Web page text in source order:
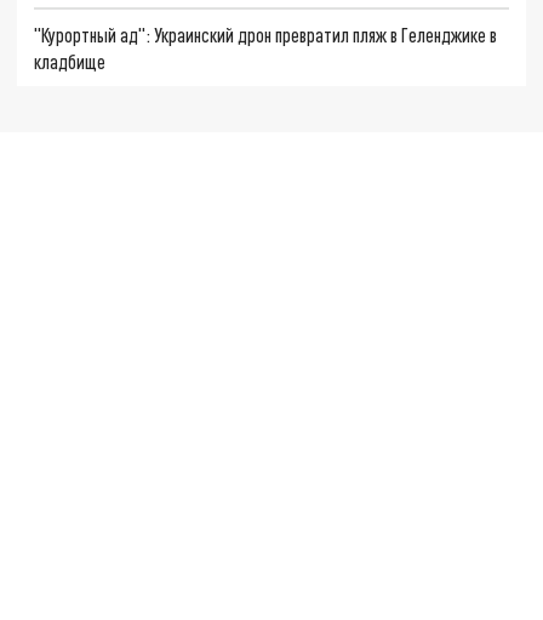
"Курортный ад": Украинский дрон превратил пляж в Геленджике в
кладбище